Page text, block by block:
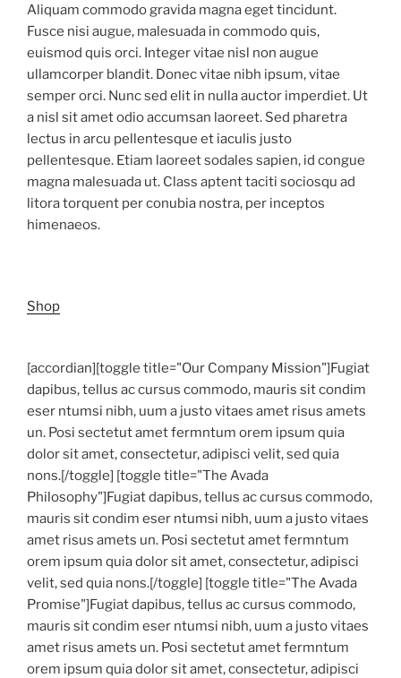
Aliquam commodo gravida magna eget tincidunt.
Fusce nisi augue, malesuada in commodo quis,
euismod quis orci. Integer vitae nisl non augue
ullamcorper blandit. Donec vitae nibh ipsum, vitae
semper orci. Nunc sed elit in nulla auctor imperdiet. Ut
a nisl sit amet odio accumsan laoreet. Sed pharetra
lectus in arcu pellentesque et iaculis justo
pellentesque. Etiam laoreet sodales sapien, id congue
magna malesuada ut. Class aptent taciti sociosqu ad
litora torquent per conubia nostra, per inceptos
himenaeos.
Shop
[accordian][toggle title="Our Company Mission"]Fugiat
dapibus, tellus ac cursus commodo, mauris sit condim
eser ntumsi nibh, uum a justo vitaes amet risus amets
un. Posi sectetut amet fermntum orem ipsum quia
dolor sit amet, consectetur, adipisci velit, sed quia
nons.[/toggle] [toggle title="The Avada
Philosophy"]Fugiat dapibus, tellus ac cursus commodo,
mauris sit condim eser ntumsi nibh, uum a justo vitaes
amet risus amets un. Posi sectetut amet fermntum
orem ipsum quia dolor sit amet, consectetur, adipisci
velit, sed quia nons.[/toggle] [toggle title="The Avada
Promise"]Fugiat dapibus, tellus ac cursus commodo,
mauris sit condim eser ntumsi nibh, uum a justo vitaes
amet risus amets un. Posi sectetut amet fermntum
orem ipsum quia dolor sit amet, consectetur, adipisci